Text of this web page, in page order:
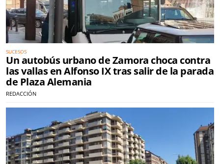
SUCESOS
Un autobús urbano de Zamora choca contra
las vallas en Alfonso IX tras salir de la parada
de Plaza Alemania
REDACCIÓN